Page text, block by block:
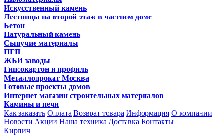
Искусственный камень
Лестницы на второй этаж в частном доме
Бетон
Натуральный камень
Сыпучие материалы
ПГП
ЖБИ заводы
Гипсокартон и профиль
Металлопрокат Москва
Готовые проекты домов
Интернет магазин строительных материалов
Камины и печи
Как заказать Оплата Возврат товара Информация О компании
Новости Акции Наша техника Доставка Контакты
Кирпич